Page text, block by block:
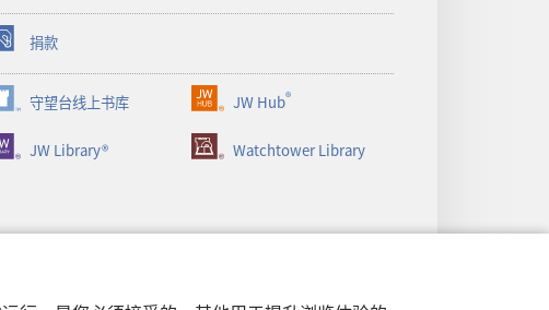
捐款
守望台线上书库 JW Hub®
（打
开
新
JW Library® Watchtower Library